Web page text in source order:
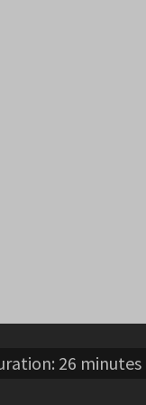
26 minutes